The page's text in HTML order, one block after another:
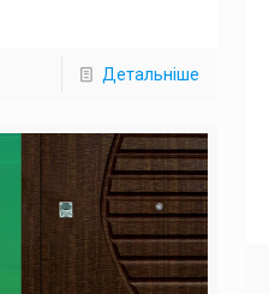
Детальніше